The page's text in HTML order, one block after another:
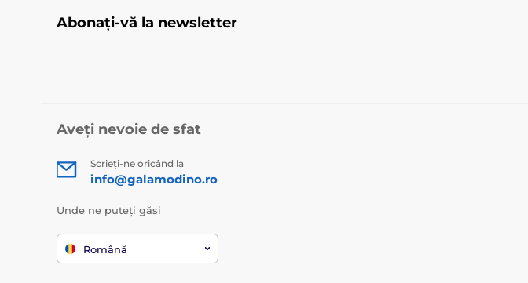
Abonați-vă la newsletter
Aveți nevoie de sfat
Scrieți-ne oricând la
info@galamodino.ro
Unde ne puteți găsi
Română